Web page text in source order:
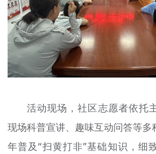
活动现场，社区志愿者依托
现场科普宣讲、趣味互动问答等多
年普及“扫黄打非”基础知识，细